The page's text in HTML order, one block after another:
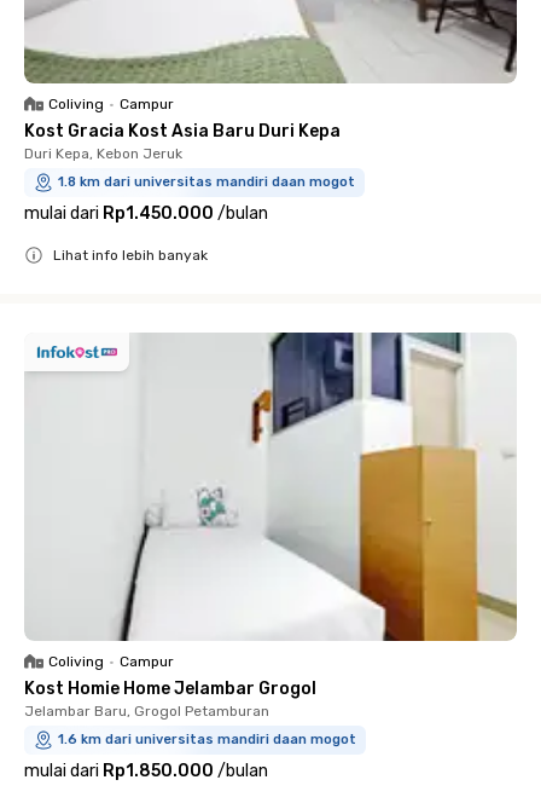
Coliving • Campur
Kost Gracia Kost Asia Baru Duri Kepa
Duri Kepa, Kebon Jeruk
1.8 km dari universitas mandiri daan mogot
mulai dari Rp1.450.000 /bulan
Lihat info lebih banyak
Coliving • Campur
Kost Homie Home Jelambar Grogol
Jelambar Baru, Grogol Petamburan
1.6 km dari universitas mandiri daan mogot
mulai dari Rp1.850.000 /bulan